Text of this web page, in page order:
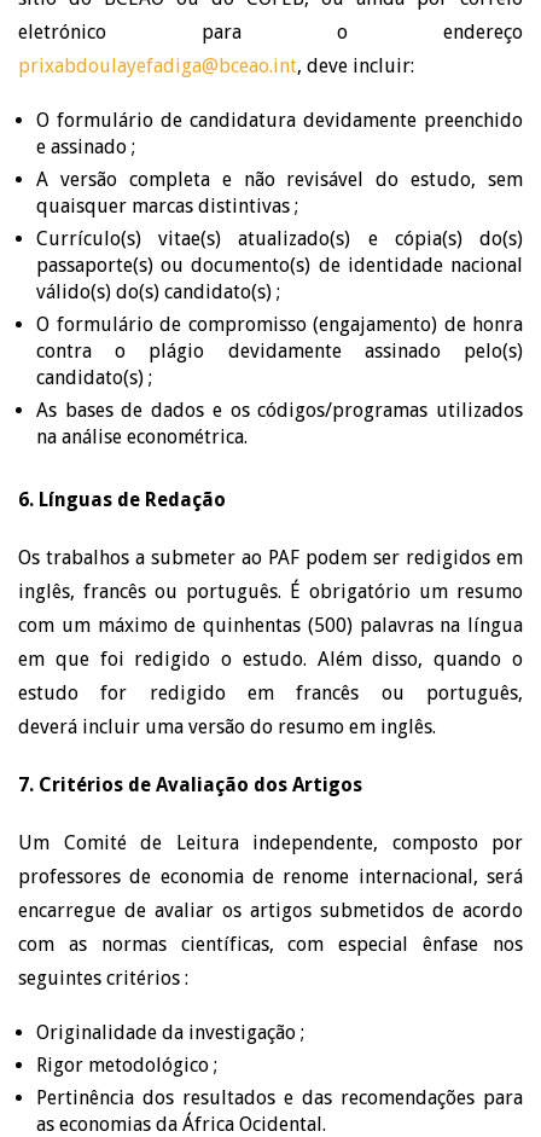
eletrónico para o endereço
prixabdoulayefadiga@bceao.int, deve incluir:
O formulário de candidatura devidamente preenchido
e assinado ;
A versão completa e não revisável do estudo, sem
quaisquer marcas distintivas ;
Currículo(s) vitae(s) atualizado(s) e cópia(s) do(s)
passaporte(s) ou documento(s) de identidade nacional
válido(s) do(s) candidato(s) ;
O formulário de compromisso (engajamento) de honra
contra o plágio devidamente assinado pelo(s)
candidato(s) ;
As bases de dados e os códigos/programas utilizados
na análise econométrica.
6. Línguas de Redação
Os trabalhos a submeter ao PAF podem ser redigidos em
inglês, francês ou português. É obrigatório um resumo
com um máximo de quinhentas (500) palavras na língua
em que foi redigido o estudo. Além disso, quando o
estudo for redigido em francês ou português,
deverá incluir uma versão do resumo em inglês.
7. Critérios de Avaliação dos Artigos
Um Comité de Leitura independente, composto por
professores de economia de renome internacional, será
encarregue de avaliar os artigos submetidos de acordo
com as normas científicas, com especial ênfase nos
seguintes critérios :
Originalidade da investigação ;
Rigor metodológico ;
Pertinência dos resultados e das recomendações para
as economias da África Ocidental.